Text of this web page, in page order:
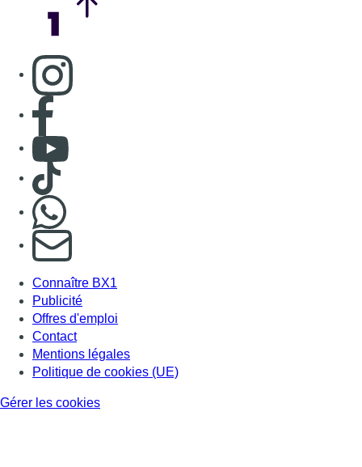
Consulter page Instagram
Consulter page Facebook
Consulter Youtube
Consulter TikTok
S'abonner à notre newsletter
Connaître BX1
Publicité
Offres d'emploi
Contact
Mentions légales
Politique de cookies (UE)
Gérer les cookies